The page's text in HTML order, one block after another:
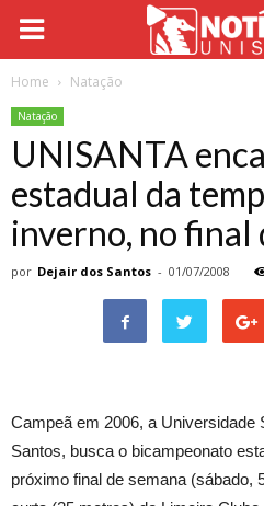
Home Natação
Natação
UNISANTA
estadual da
inverno, no final
por Dejair dos Santos - 01/07/2008
Campeã em 2006, a Universidade
Santos, busca o bicampeonato
próximo final de semana (sábado,